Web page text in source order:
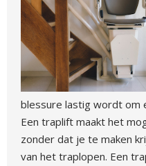
blessure lastig wordt om
Een traplift maakt het
zonder dat je te maken
van het traplopen. Een